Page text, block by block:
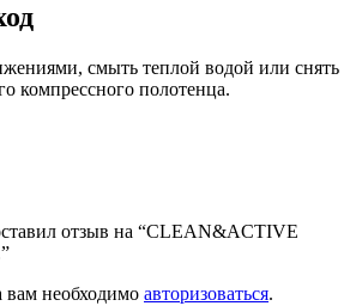
смыть теплой водой или снять
компрессного полотенца.
отзыв на “CLEAN&ACTIVE
вам необходимо авторизоваться.